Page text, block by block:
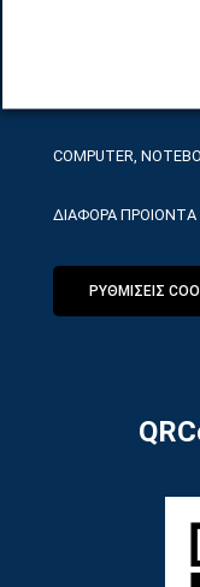
COMPUTER,
ΔΙΑΦΟΡΑ ΠΡΟΙΟΝΤΑ
ΡΥΘΜΙΣΕΙΣ